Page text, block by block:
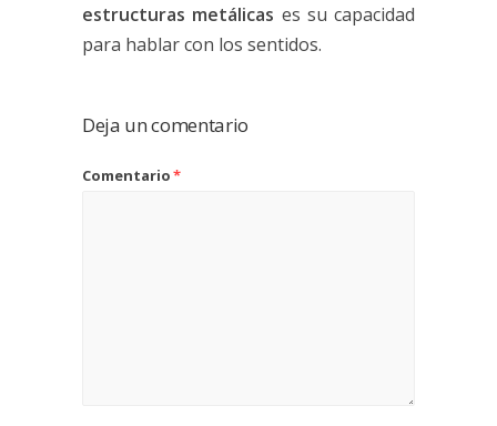
estructuras metálicas es su capacidad
para hablar con los sentidos.
Deja un comentario
Comentario*